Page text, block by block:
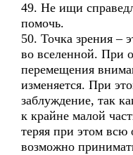
49. Не ищи
помочь.
50. Точка зрения –
во вселенной. При
перемещения
изменяется. При
заблуждение, так
к крайне малой
теряя при этом
возможно